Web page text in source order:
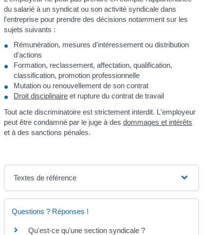
du salarié à un syndicat ou son activité syndicale dans
l'entreprise pour prendre des décisions notamment sur les
sujets suivants :
Rémunération, mesures d'intéressement ou distribution
d'actions
Formation, reclassement, affectation, qualification,
classification, promotion professionnelle
Mutation ou renouvellement de son contrat
Droit disciplinaire et rupture du contrat de travail
Tout acte discriminatoire est strictement interdit. L'employeur
peut être condamné par le juge à desdommages et intérêts
et à des sanctions pénales.
Textes de référence
Questions ? Réponses !
Qu'est-ce qu'une section syndicale ?